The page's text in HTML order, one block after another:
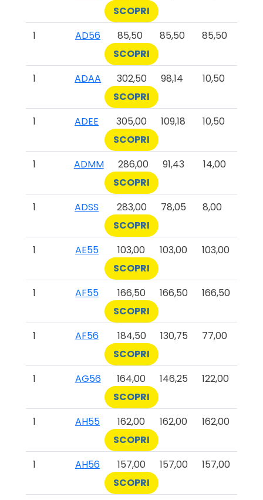
SCOPRI
1
AD56 85,50 85,50
85,50
SCOPRI
1
ADAA 302,50 98,14
10,50
SCOPRI
1
ADEE 305,00 109,18
10,50
SCOPRI
1
ADMM 286,00 91,43
14,00
SCOPRI
1
ADSS 283,00 78,05
8,00
SCOPRI
1
AE55 103,00 103,00
103,00
SCOPRI
1
AF55 166,50 166,50
166,50
SCOPRI
1
AF56 184,50 130,75
77,00
SCOPRI
1
AG56 164,00 146,25
122,00
SCOPRI
1
AH55 162,00 162,00
162,00
SCOPRI
1
AH56 157,00 157,00
157,00
SCOPRI